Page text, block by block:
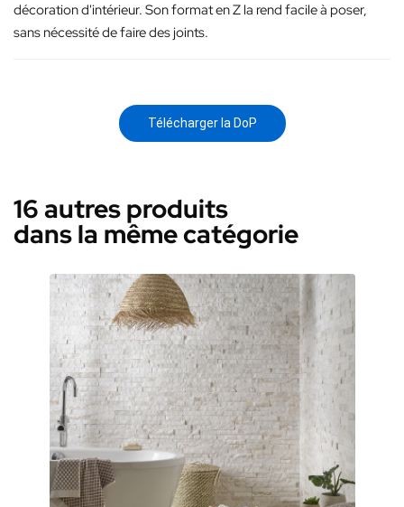
décoration d'intérieur. Son format en Z la rend facile à poser,
sans nécessité de faire des joints.
Télécharger la DoP
16 autres produits
dans la même catégorie